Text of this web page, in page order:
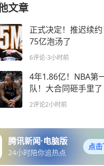
文章
正式决定！推迟续
75亿泡汤了
6评论-3小时前
4年1.86亿！NBA第
队！大合同砸手里了
2评论2小时前
腾讯新闻·电脑版
24小时陪你追热点
点